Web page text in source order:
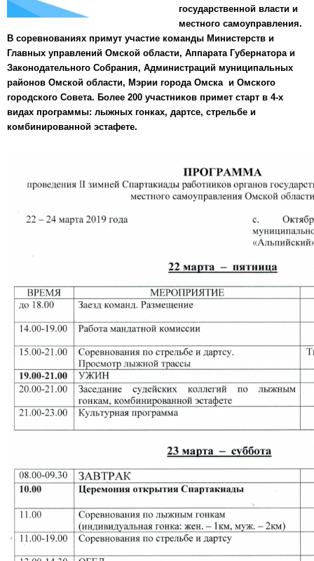
государственной власти и
местного самоуправления.
В соревнованиях примут участие команды Министерств и
Главных управлений Омской области, Аппарата Губернатора и
Законодательного Собрания, Администраций муниципальных
районов Омской области, Мэрии города Омска и Омского
городского Совета. Более 200 участников примет старт в 4-х
видах программы: лыжных гонках, дартсе, стрельбе и
комбинированной эстафете.